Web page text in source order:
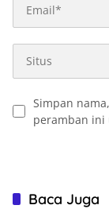
Simpan
peramban ini
Baca Juga